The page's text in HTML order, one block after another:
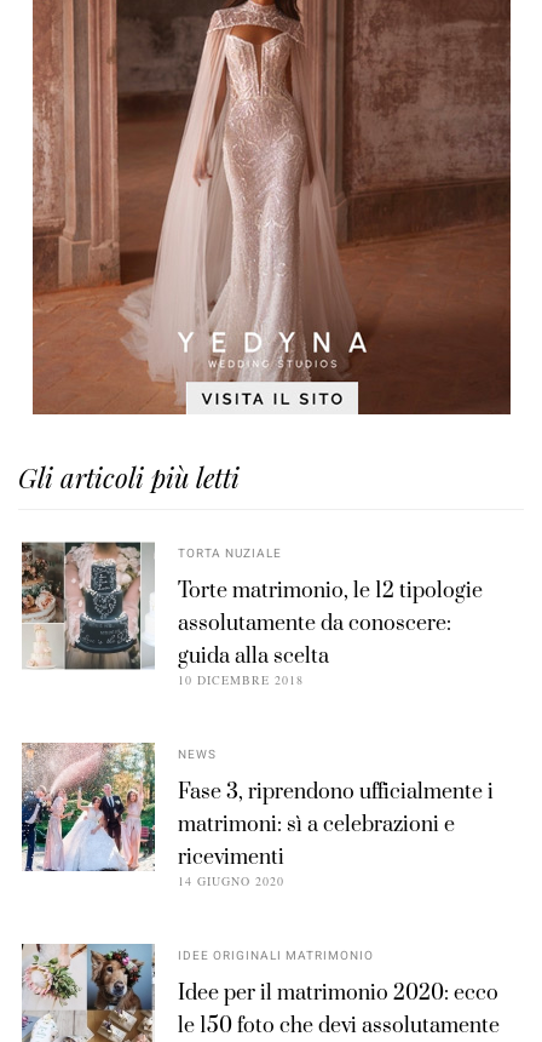
Gli articoli più letti
TORTA NUZIALE
Torte matrimonio, le 12 tipologie
assolutamente da conoscere:
guida alla scelta
10 DICEMBRE 2018
NEWS
Fase 3, riprendono ufficialmente i
matrimoni: sì a celebrazioni e
ricevimenti
14 GIUGNO 2020
IDEE ORIGINALI MATRIMONIO
Idee per il matrimonio 2020: ecco
le 150 foto che devi assolutamente